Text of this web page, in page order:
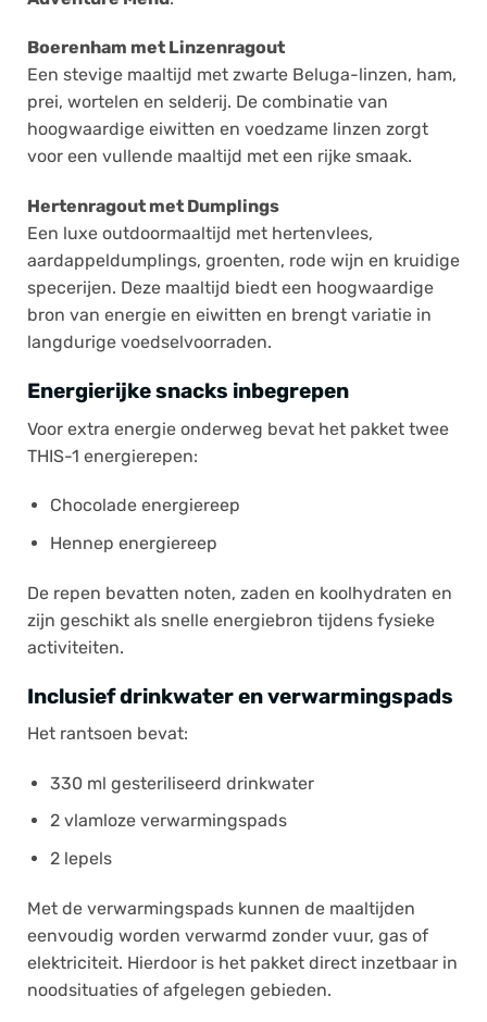
Boerenham met Linzenragout
Een stevige maaltijd met zwarte Beluga-linzen, ham,
prei, wortelen en selderij. De combinatie van
hoogwaardige eiwitten en voedzame linzen zorgt
voor een vullende maaltijd met een rijke smaak.
Hertenragout met Dumplings
Een luxe outdoormaaltijd met hertenvlees,
aardappeldumplings, groenten, rode wijn en kruidige
specerijen. Deze maaltijd biedt een hoogwaardige
bron van energie en eiwitten en brengt variatie in
langdurige voedselvoorraden.
Energierijke snacks inbegrepen
Voor extra energie onderweg bevat het pakket twee
THIS-1 energierepen:
Chocolade energiereep
Hennep energiereep
De repen bevatten noten, zaden en koolhydraten en
zijn geschikt als snelle energiebron tijdens fysieke
activiteiten.
Inclusief drinkwater en verwarmingspads
Het rantsoen bevat:
330 ml gesteriliseerd drinkwater
2 vlamloze verwarmingspads
2 lepels
Met de verwarmingspads kunnen de maaltijden
eenvoudig worden verwarmd zonder vuur, gas of
elektriciteit. Hierdoor is het pakket direct inzetbaar in
noodsituaties of afgelegen gebieden.